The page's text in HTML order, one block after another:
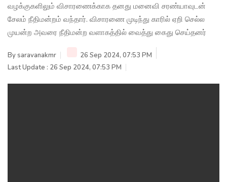
வழக்குகளிலும் விசாரணைக்காக தனது மனைவி சரண்யாவுடன்
சேலம் நீதிமன்றம் வந்தார். விசாரணை முடிந்து காரில் ஏறி செல்ல
முயன்ற அவரை நீதிமன்ற வளாகத்தில் வைத்து கைது செய்தனர்
By saravanakmr
26 Sep 2024, 07:53 PM
Last Update : 26 Sep 2024, 07:53 PM